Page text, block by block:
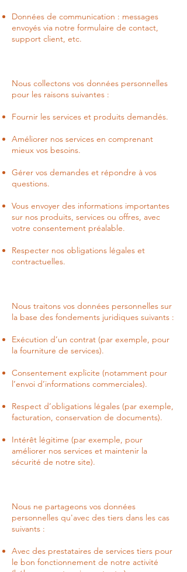
Données de communication : messages
envoyés via notre formulaire de contact,
support client, etc.
Nous collectons vos données personnelles
pour les raisons suivantes :
Fournir les services et produits demandés.
Améliorer nos services en comprenant
mieux vos besoins.
Gérer vos demandes et répondre à vos
questions.
Vous envoyer des informations importantes
sur nos produits, services ou offres, avec
votre consentement préalable.
Respecter nos obligations légales et
contractuelles.
Nous traitons vos données personnelles sur
la base des fondements juridiques suivants :
Exécution d’un contrat (par exemple, pour
la fourniture de services).
Consentement explicite (notamment pour
l’envoi d’informations commerciales).
Respect d’obligations légales (par exemple,
facturation, conservation de documents).
Intérêt légitime (par exemple, pour
améliorer nos services et maintenir la
sécurité de notre site).
Nous ne partageons vos données
personnelles qu'avec des tiers dans les cas
suivants :
Avec des prestataires de services tiers pour
le bon fonctionnement de notre activité